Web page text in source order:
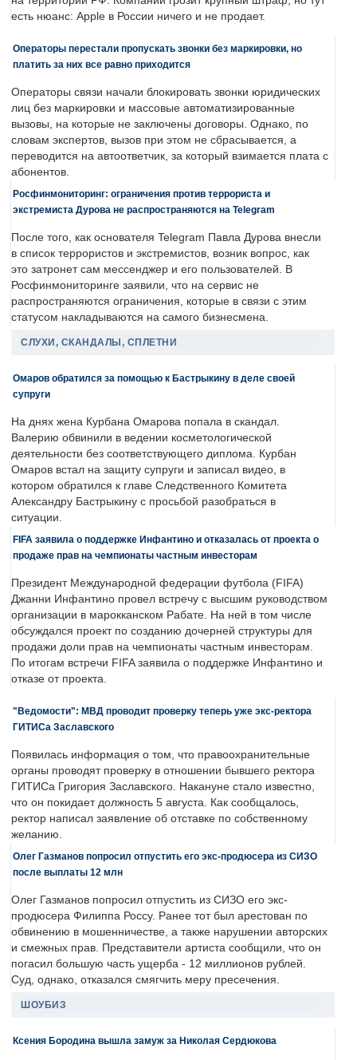
есть нюанс: Apple в России ничего и не продает.
Операторы перестали пропускать звонки без маркировки, но
платить за них все равно приходится
Операторы связи начали блокировать звонки юридических
лиц без маркировки и массовые автоматизированные
вызовы, на которые не заключены договоры. Однако, по
словам экспертов, вызов при этом не сбрасывается, а
переводится на автоответчик, за который взимается плата с
абонентов.
Росфинмониторинг: ограничения против террориста и
экстремиста Дурова не распространяются на Telegram
После того, как основателя Telegram Павла Дурова внесли
в список террористов и экстремистов, возник вопрос, как
это затронет сам мессенджер и его пользователей. В
Росфинмониторинге заявили, что на сервис не
распространяются ограничения, которые в связи с этим
статусом накладываются на самого бизнесмена.
СЛУХИ, СКАНДАЛЫ, СПЛЕТНИ
Омаров обратился за помощью к Бастрыкину в деле своей
супруги
На днях жена Курбана Омарова попала в скандал.
Валерию обвинили в ведении косметологической
деятельности без соответствующего диплома. Курбан
Омаров встал на защиту супруги и записал видео, в
котором обратился к главе Следственного Комитета
Александру Бастрыкину с просьбой разобраться в
ситуации.
FIFA заявила о поддержке Инфантино и отказалась от проекта о
продаже прав на чемпионаты частным инвесторам
Президент Международной федерации футбола (FIFA)
Джанни Инфантино провел встречу с высшим руководством
организации в марокканском Рабате. На ней в том числе
обсуждался проект по созданию дочерней структуры для
продажи доли прав на чемпионаты частным инвесторам.
По итогам встречи FIFA заявила о поддержке Инфантино и
отказе от проекта.
"Ведомости": МВД проводит проверку теперь уже экс-ректора
ГИТИСа Заславского
Появилась информация о том, что правоохранительные
органы проводят проверку в отношении бывшего ректора
ГИТИСа Григория Заславского. Накануне стало известно,
что он покидает должность 5 августа. Как сообщалось,
ректор написал заявление об отставке по собственному
желанию.
Олег Газманов попросил отпустить его экс-продюсера из СИЗО
после выплаты 12 млн
Олег Газманов попросил отпустить из СИЗО его экс-
продюсера Филиппа Россу. Ранее тот был арестован по
обвинению в мошенничестве, а также нарушении авторских
и смежных прав. Представители артиста сообщили, что он
погасил большую часть ущерба - 12 миллионов рублей.
Суд, однако, отказался смягчить меру пресечения.
ШОУБИЗ
Ксения Бородина вышла замуж за Николая Сердюкова